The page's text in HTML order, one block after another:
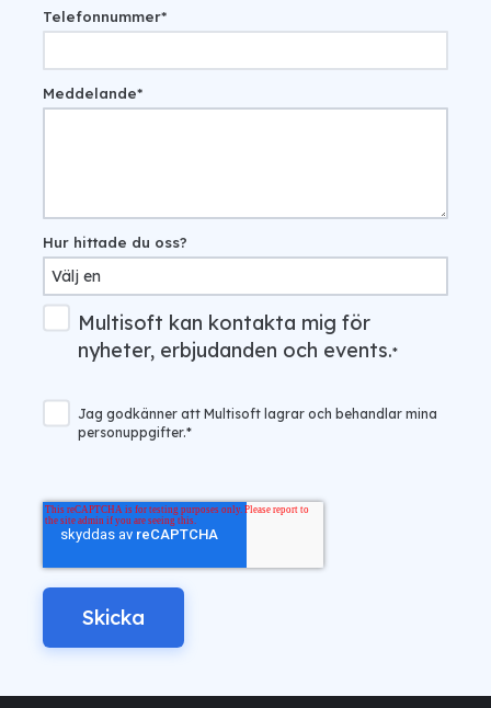
Telefonnummer*
Meddelande*
Hur hittade du oss?
Multisoft kan kontakta mig för
nyheter, erbjudanden och events.*
Jag godkänner att Multisoft lagrar och behandlar mina
personuppgifter.*